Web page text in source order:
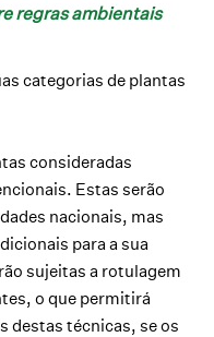
regras ambientais
categorias de plantas
consideradas
Estas serão
nacionais, mas
para a sua
sujeitas a rotulagem
o que permitirá
destas técnicas, se os